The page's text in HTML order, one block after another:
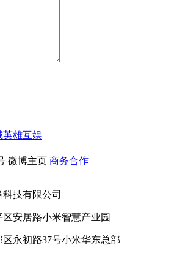
英雄互娱
微博主页 商务合作
技有限公司
安居路小米智慧产业园
永初路37号小米华东总部